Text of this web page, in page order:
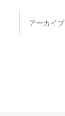
アーカイブ